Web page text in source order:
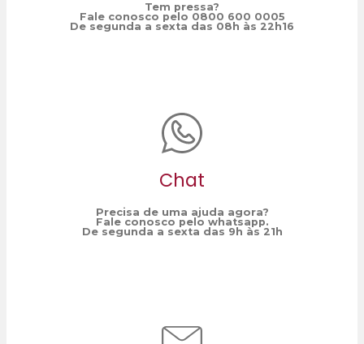
Tem pressa?
Fale conosco pelo 0800 600 0005
De segunda a sexta das 08h às 22h16
Chat
Precisa de uma ajuda agora?
Fale conosco pelo whatsapp.
De segunda a sexta das 9h às 21h